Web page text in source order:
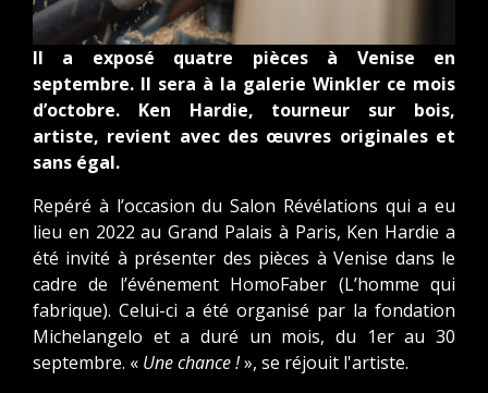
Il a exposé quatre pièces à Venise en
septembre. Il sera à la galerie Winkler ce mois
d’octobre. Ken Hardie, tourneur sur bois,
artiste, revient avec des œuvres originales et
sans égal.
Repéré à l’occasion du Salon Révélations qui a eu
lieu en 2022 au Grand Palais à Paris, Ken Hardie a
été invité à présenter des pièces à Venise dans le
cadre de l’événement HomoFaber (L’homme qui
fabrique). Celui-ci a été organisé par la fondation
Michelangelo et a duré un mois, du 1er au 30
septembre. « Une chance !», se réjouit l'artiste.